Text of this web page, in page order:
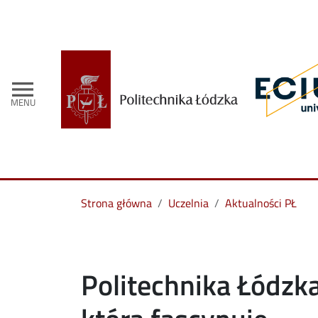
menu
MENU
Strona główna Uczelnia Aktualności PŁ
Politechnika